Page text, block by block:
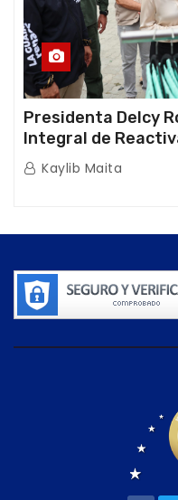
Presidenta Delcy
Integral de
Guaira
Kaylib Maita